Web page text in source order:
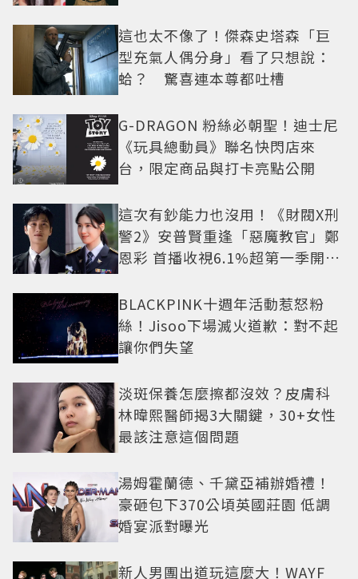
這也太不像了！傑森史塔森「巨
型充氣人偶分身」看了只想說：
蛤？ 驚喜連本尊都吐槽
G-DRAGON 粉絲必朝聖！迪士尼
《玩具總動員》聯名快閃店來
台，限定商品與打卡亮點公開
這次有鈔能力也沒用！《財閥X刑
警2》安普賢重逢「惡魔教官」鄭
恩彩 首播收視6.1%超第一季開紅
BLACKPINK十週年活動惹怒粉
絲！Jisoo下場滅火道歉：對不起
讓你們失望
淡斑保養怎麼擦都沒效？皮膚科
林暐熙醫師揭3大關鍵，30+女性
最該注意這個問題
湯姆霍蘭德、千黛亞補辦婚禮！
豪砸包下370公頃英國莊園 低調
婚宴派對曝光
新人男團出道玩這麼大！WAYF